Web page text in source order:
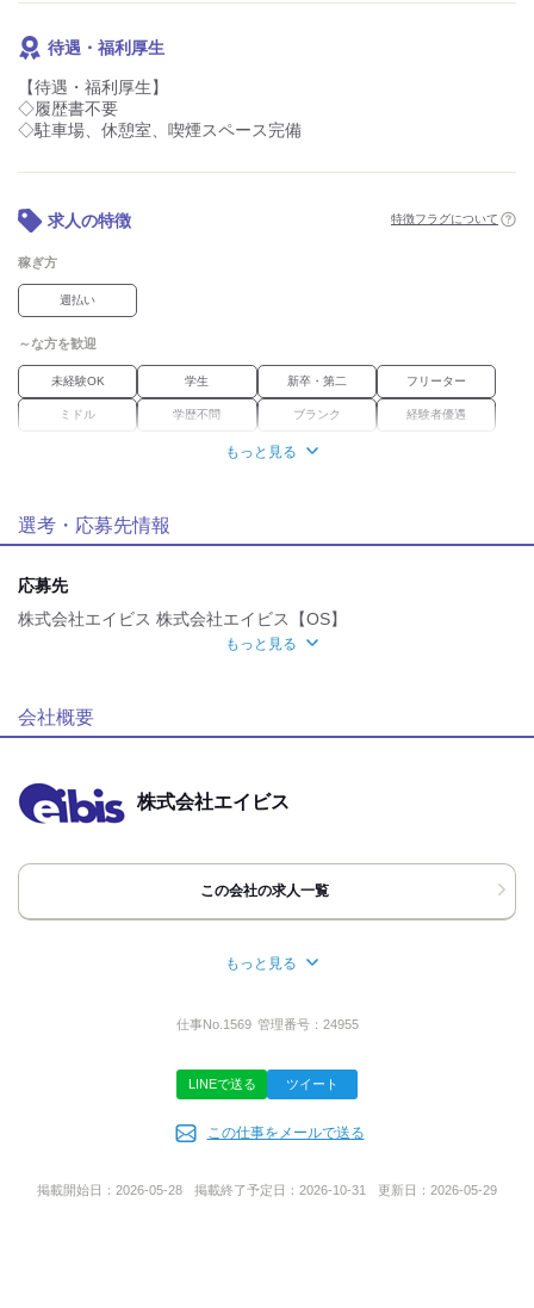
待遇・福利厚生
【待遇・福利厚生】
◇履歴書不要
◇駐車場、休憩室、喫煙スペース完備
求人の特徴 特徴フラグについて
稼ぎ方
週払い
～な方を歓迎
未経験OK 学生 新卒・第二 フリーター
ミドル 学歴不問 ブランク 経験者優遇
自分らしい恰好
髪自由
応募時のメリット
もっと見る
選考・応募先情報
応募先
株式会社エイビス 株式会社エイビス【OS】
担当者
斉木
もっと見る
会社概要
株式会社エイビス
この会社の求人一覧
愛知県名古屋市中区栄二丁目3番6号 NBF名古屋広小路ビル5F
もっと見る
仕事No. 1569 管理番号： 24955
LINEで送る ツイート
この仕事をメールで送る
掲載開始日： 2026-05-28 掲載終了予定日： 2026-10-31 更新日： 2026-05-29